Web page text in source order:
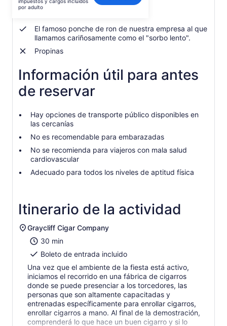
es
$73.
adulto
por adulto
El famoso ponche de ron de nuestra empresa al que
llamamos cariñosamente como el "sorbo lento".
Propinas
Información útil para antes
de reservar
Hay opciones de transporte público disponibles en
las cercanías
No es recomendable para embarazadas
No se recomienda para viajeros con mala salud
cardiovascular
Adecuado para todos los niveles de aptitud física
Itinerario de la actividad
Graycliff Cigar Company
30 min
Boleto de entrada incluido
Una vez que el ambiente de la fiesta está activo,
iniciamos el recorrido en una fábrica de cigarros
donde se puede presenciar a los torcedores, las
personas que son altamente capacitadas y
entrenadas específicamente para enrollar cigarros,
enrollar cigarros a mano. Al final de la demostración,
comprenderá lo que hace un buen cigarro y si lo